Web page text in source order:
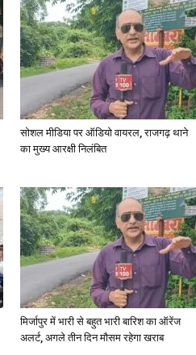
सोशल मीडिया पर ऑडियो वायरल, राजगढ़ थाने
का मुख्य आरक्षी निलंबित
मिर्जापुर में भारी से बहुत भारी बारिश का ऑरेंज
अलर्ट, अगले तीन दिन मौसम रहेगा खराब